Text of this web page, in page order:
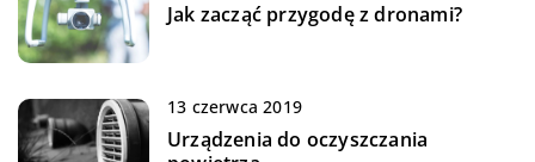
Jak zacząć przygodę z dronami?
13 czerwca 2019
Urządzenia do oczyszczania